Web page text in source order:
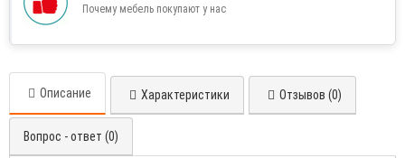
Почему мебель покупают у нас
Описание Характеристики Отзывов (0)
Вопрос - ответ (0)